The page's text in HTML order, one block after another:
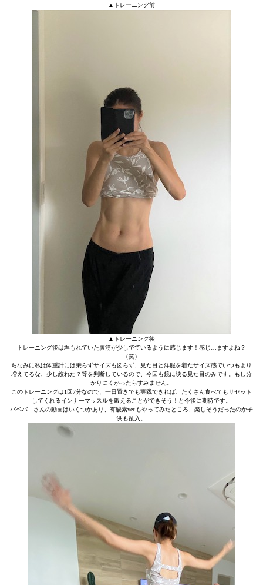
▲トレーニング前
▲トレーニング後
トレーニング後は埋もれていた腹筋が少しでているように感じます！感じ…ますよね？
（笑）
ちなみに私は体重計には乗らずサイズも図らず、見た目と洋服を着たサイズ感でいつもより
増えてるな、少し絞れた？等を判断しているので、今回も鏡に映る見た目のみです。もし分
かりにくかったらすみません。
このトレーニングは1回7分なので、一日置きでも実践できれば、たくさん食べてもリセット
してくれるインナーマッスルを鍛えることができそう！と今後に期待です。
バベバニさんの動画はいくつかあり、有酸素ver.もやってみたところ、楽しそうだったのか子
供も乱入。